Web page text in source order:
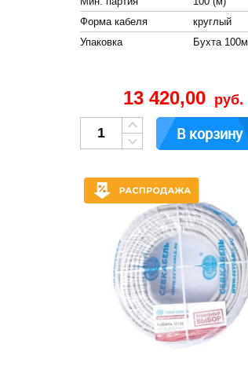
Форма кабеля
круглый
Упаковка
Бухта 100м
13 420,00 руб.
В корзину